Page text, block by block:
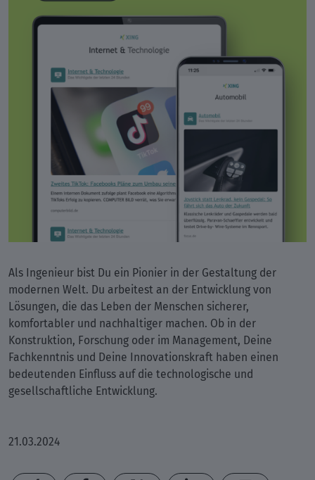
Als Ingenieur bist Du ein Pionier in der Gestaltung der
modernen Welt. Du arbeitest an der Entwicklung von
Lösungen, die das Leben der Menschen sicherer,
komfortabler und nachhaltiger machen. Ob in der
Konstruktion, Forschung oder im Management, Deine
Fachkenntnis und Deine Innovationskraft haben einen
bedeutenden Einfluss auf die technologische und
gesellschaftliche Entwicklung.
21.03.2024